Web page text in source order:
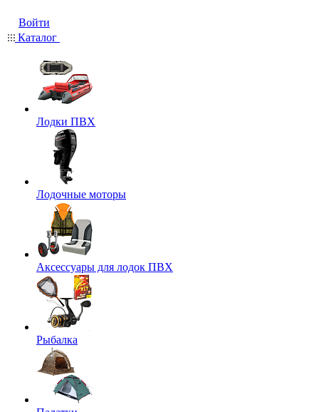
Войти
Каталог
Лодки ПВХ
Лодочные моторы
Аксессуары для лодок ПВХ
Рыбалка